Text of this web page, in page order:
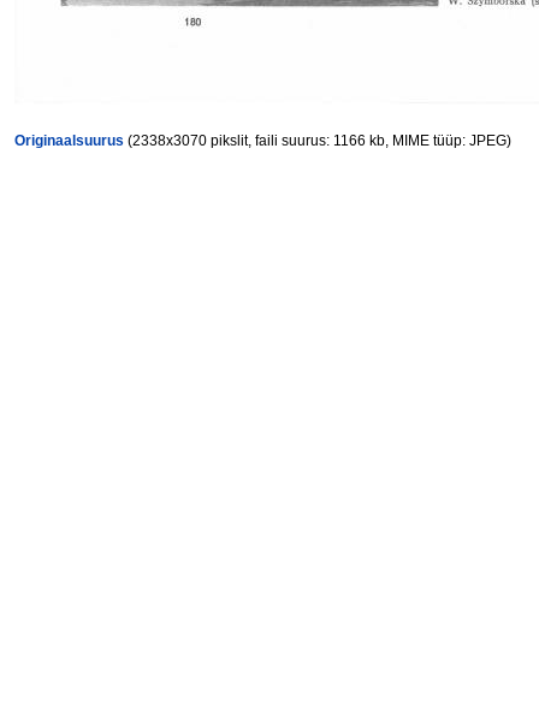
Originaalsuurus (2338x3070 pikslit, faili suurus: 1166 kb, MIME tüüp: JPEG)